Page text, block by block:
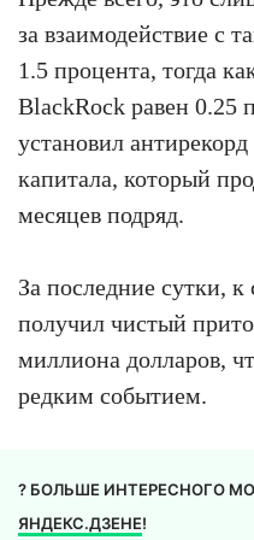
за взаимодействие с
1.5 процента, тогда
BlackRock равен 0.25
установил
капитала, который
месяцев подряд.
За последние сутки,
получил чистый
миллиона долларов,
редким событием.
? БОЛЬШЕ ИНТЕРЕСНОГО
ЯНДЕКС.ДЗЕНЕ!